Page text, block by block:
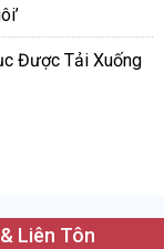
Được Tải Xuống
Liên Tôn